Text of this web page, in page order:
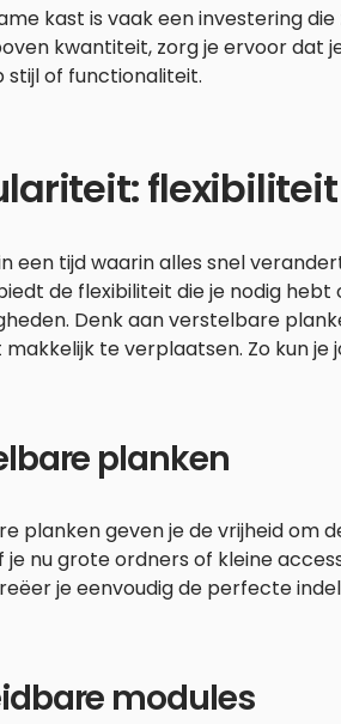
kast is vaak een investering
kwantiteit, zorg je ervoor dat
stijl of functionaliteit.
een tijd waarin alles snel
de flexibiliteit die je nodig
Denk aan verstelbare
makkelijk te verplaatsen. Zo kun
planken
planken geven je de vrijheid om
je nu grote ordners of kleine
je eenvoudig de perfecte
modules